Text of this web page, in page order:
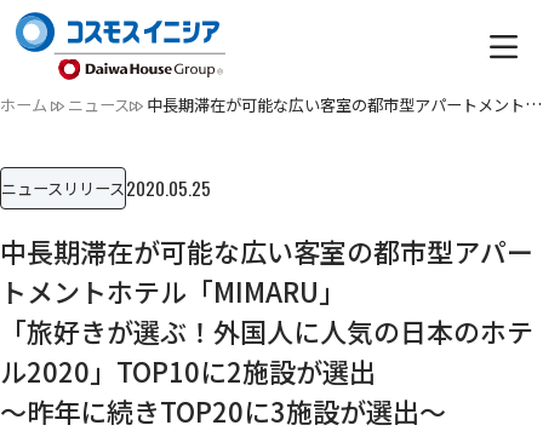
ホーム ニュース 中長期滞在が可能な広い客室の都市型アパートメントホテル「MIM…
ニュースリリース2020.05.25
中長期滞在が可能な広い客室の都市型アパー
トメントホテル「MIMARU」
「旅好きが選ぶ！外国人に人気の日本のホテ
ル2020」TOP10に2施設が選出
～昨年に続きTOP20に3施設が選出～